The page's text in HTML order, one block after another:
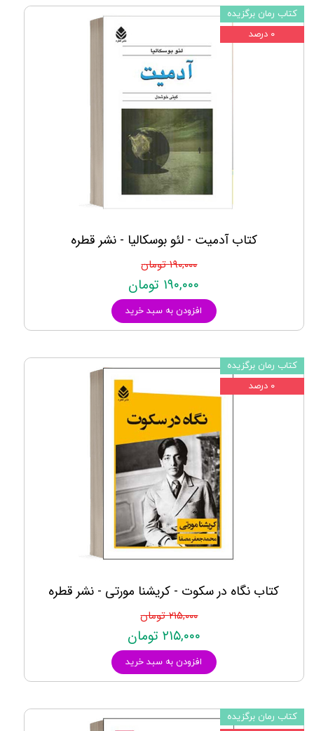
کتاب آدمیت - لئو بوسکالیا - نشر قطره
۱۹۰,۰۰۰ تومان
۱۹۰,۰۰۰ تومان
افزودن به سبد خرید
کتاب رمان برگزیده
۰ درصد
کتاب نگاه در سکوت - کریشنا مورتی - نشر قطره
۲۱۵,۰۰۰ تومان
۲۱۵,۰۰۰ تومان
افزودن به سبد خرید
کتاب رمان برگزیده
۰ درصد
کتاب رمان برگزیده